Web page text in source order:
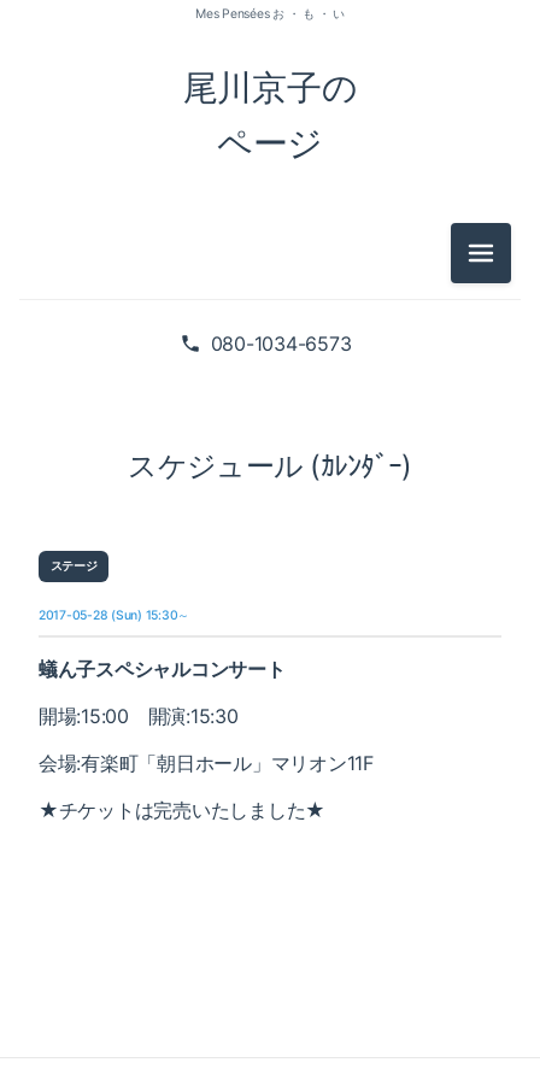
080-1034-6573
尾川京子の
ページ
Mes Pensées お ・ も ・ い
メニュ
スケジュール (ｶﾚﾝﾀﾞｰ)
ステージ
2017-05-28 (Sun) 15:30～
蟻ん子スペシャルコンサート
開場:15:00 開演:15:30
会場:有楽町「朝日ホール」マリオン11F
★チケットは完売いたしました★